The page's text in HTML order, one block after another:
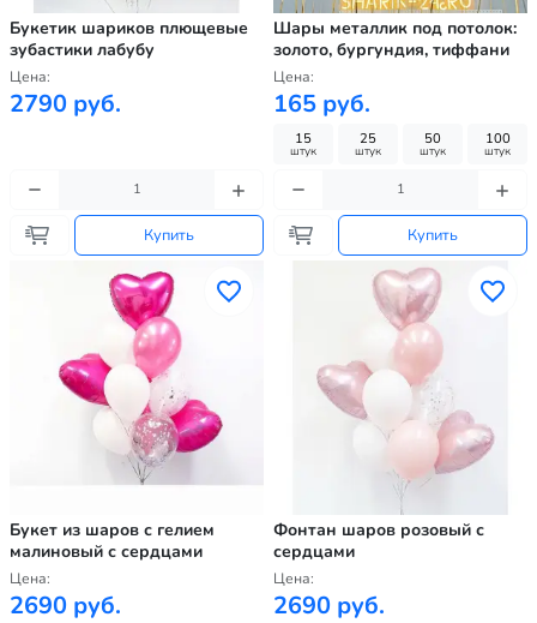
Букетик шариков плющевые
зубастики лабубу
Цена:
2790 руб.
Купить
Шары металлик под потолок:
золото, бургундия, тиффани
Цена:
165 руб.
15
штук
25
штук
50
штук
100
штук
Купить
Букет из шаров с гелием
малиновый с сердцами
Цена:
2690 руб.
Фонтан шаров розовый с
сердцами
Цена:
2690 руб.